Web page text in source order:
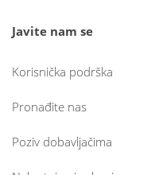
Javite nam se
Korisnička podrška
Pronađite nas
Poziv dobavljačima